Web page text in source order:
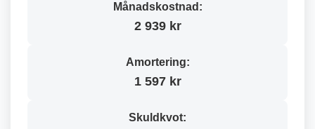
Månadskostnad:
2 939 kr
Amortering:
1 597 kr
Skuldkvot: